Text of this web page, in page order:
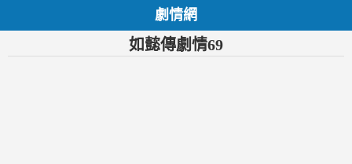
劇情網
如懿傳劇情69